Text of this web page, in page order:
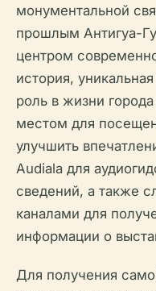
монументальной
прошлым Антигуа-
центром
история,
роль в жизни
местом для
улучшить
Audiala для
сведений, а также
каналами для
информации о
Для получения